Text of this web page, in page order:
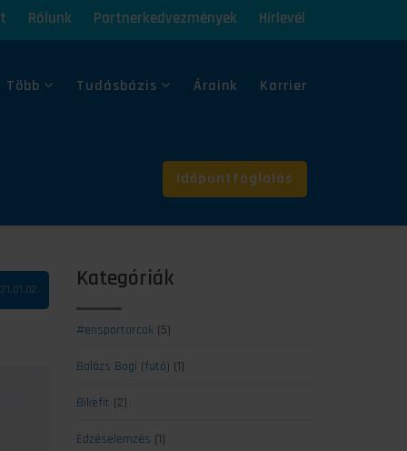
Rólunk Partnerkedvezmények Hírlevél
Több Tudásbázis Áraink Karrier
Időpontfoglalás
Kategóriák
#ensportarcok(5)
Balázs Bogi (futó) (1)
Bikefit (2)
Edzéselemzés (1)